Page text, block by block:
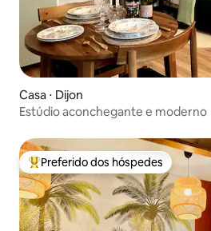
Casa ⋅ Dijon
Estúdio aconchegante e moderno
Entre os melhores preferidos dos
Preferido dos hóspedes